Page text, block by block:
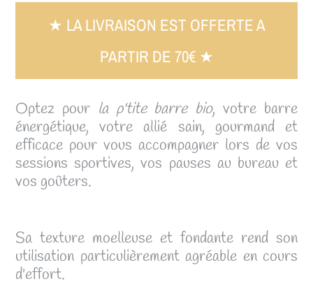
★ LA LIVRAISON EST OFFERTE A
PARTIR DE 70€ ★
Optez pour la p'tite barre bio, votre barre
énergétique, votre allié sain, gourmand et
efficace pour vous accompagner lors de vos
sessions sportives, vos pauses au bureau et
vos goûters.
Sa texture moelleuse et fondante rend son
utilisation particulièrement agréable en cours
d'effort.